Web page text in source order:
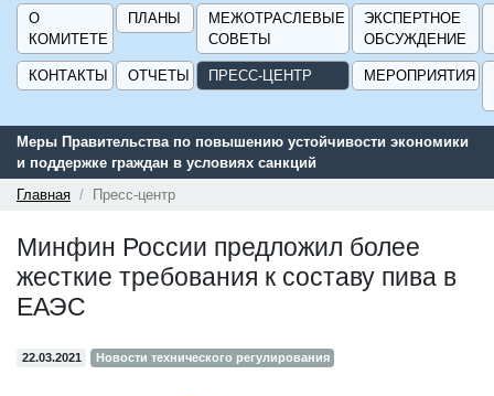
О
КОМИТЕТЕ
ПЛАНЫ
МЕЖОТРАСЛЕВЫЕ
СОВЕТЫ
ЭКСПЕРТНОЕ
ОБСУЖДЕНИЕ
КОНТАКТЫ ОТЧЕТЫ ПРЕСС-ЦЕНТР МЕРОПРИЯТИЯ
Правительства по повышению устойчивости экономики
поддержке граждан в условиях санкций
Главная Пресс-центр
Минфин России предложил более
жесткие требования к составу пива в
ЕАЭС
22.03.2021 Новости технического регулирования